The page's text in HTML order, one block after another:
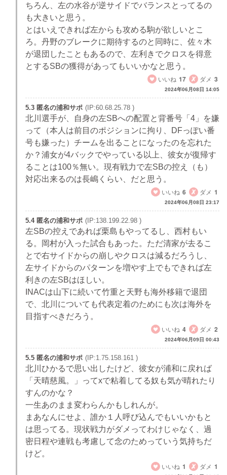
ちろん、左の水谷が逆サイドでバランスとってるの
も大きいと思う。
とはいえできれば左からも攻める駒が欲しいとこ
ろ。丹野のブレークに期待するのと同時に、佐々木
が退団したこともあるので、左利きでクロスを得意
とするSBの獲得があってもいいかなと思う。
いいね 17 ダメ 3
2024年06月08日 14:05
5.3 匿名の浦和サポ (IP:60.68.25.78 )
北川選手が、自身の左SBへの配置と背番号「4」を嫌
って（本人は前目のポジションに拘り、DFっぽい番
号も嫌った）チームを出ることになったのを忘れた
か？浦女が4バックでやっている以上、彼女が復帰す
ることは100％無い。現有戦力で左SBの控え（も）
対応出来るのは長嶋くらい、だと思う。
いいね 6 ダメ 1
2024年06月08日 23:17
5.4 匿名の浦和サポ (IP:138.199.22.98 )
左SBの控えであれば栗島もやってるし、西村もい
る。岡村が入った試合もあった。ただ清家が去るこ
とで右サイドからの崩しやクロスは減るだろうし、
左サイドからのパターンを増やす上でもできれば左
利きの左SBはほしい。
INACは山下に続いて竹重と天野も海外移籍で退団
で、北川についても代表定着のためにも次は海外を
目指すべきだろう。
いいね 4 ダメ 2
2024年06月09日 00:43
5.5 匿名の浦和サポ (IP:1.75.158.161 )
北川ひかるで思い出したけど、彼女が浦和に戻れば
「天晴慈風。」ってxで粘着してる奴も気が晴れたり
すんのかな？
一生あのまま変わらんかもしれんが。
まあなんにせよ、誰か１人呼び込んでもいいかもと
は思ってる。現状戦力がダメってわけじゃなく、過
密日程や連戦も考慮して念のためっていう気持ちだ
けど。
いいね 1 ダメ 1